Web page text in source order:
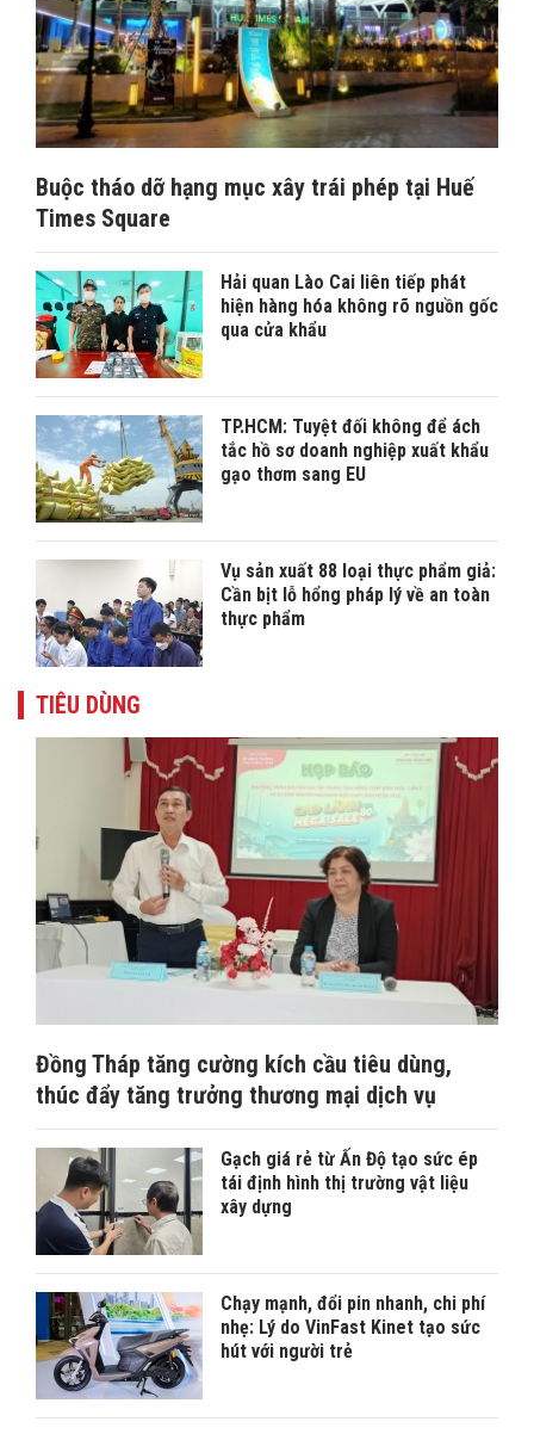
Buộc tháo dỡ hạng mục xây trái phép tại Huế
Times Square
Hải quan Lào Cai liên tiếp phát
hiện hàng hóa không rõ nguồn gốc
qua cửa khẩu
TP.HCM: Tuyệt đối không để ách
tắc hồ sơ doanh nghiệp xuất khẩu
gạo thơm sang EU
Vụ sản xuất 88 loại thực phẩm giả:
Cần bịt lỗ hổng pháp lý về an toàn
thực phẩm
TIÊU DÙNG
Đồng Tháp tăng cường kích cầu tiêu dùng,
thúc đẩy tăng trưởng thương mại dịch vụ
Gạch giá rẻ từ Ấn Độ tạo sức ép
tái định hình thị trường vật liệu
xây dựng
Chạy mạnh, đổi pin nhanh, chi phí
nhẹ: Lý do VinFast Kinet tạo sức
hút với người trẻ